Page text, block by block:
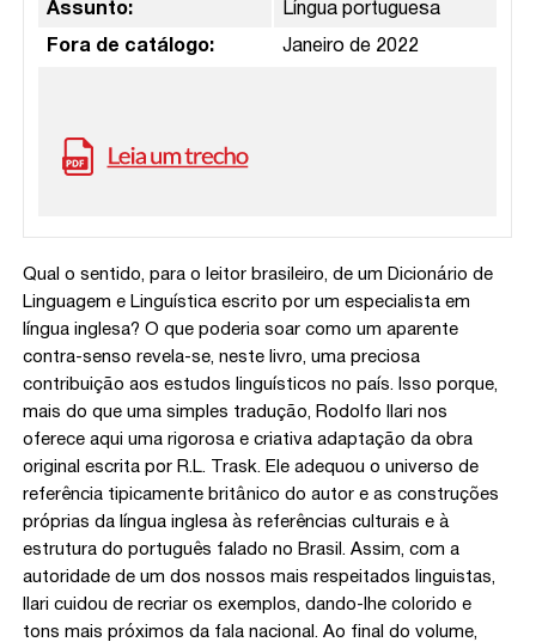
Assunto: Língua portuguesa
Fora de catálogo: Janeiro de 2022
Qual o sentido, para o leitor brasileiro, de um Dicionário de
Linguagem e Linguística escrito por um especialista em
língua inglesa? O que poderia soar como um aparente
contra-senso revela-se, neste livro, uma preciosa
contribuição aos estudos linguísticos no país. Isso porque,
mais do que uma simples tradução, Rodolfo Ilari nos
oferece aqui uma rigorosa e criativa adaptação da obra
original escrita por R.L. Trask. Ele adequou o universo de
referência tipicamente britânico do autor e as construções
próprias da língua inglesa às referências culturais e à
estrutura do português falado no Brasil. Assim, com a
autoridade de um dos nossos mais respeitados linguistas,
Ilari cuidou de recriar os exemplos, dando-lhe colorido e
tons mais próximos da fala nacional. Ao final do volume,